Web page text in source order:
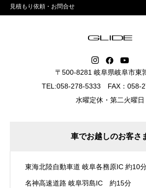
見積もり依頼・お問合せ
〒500-8281 岐阜県岐阜市東
TEL:058-278-5333 FAX：058-
水曜定休・第二火曜日
車でお越しのお客さ
東海北陸自動車道 岐阜各務原IC 約10
名神高速道路 岐阜羽島IC 約15分